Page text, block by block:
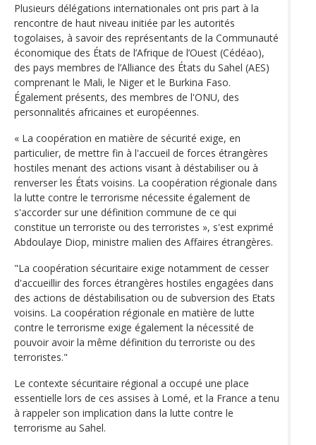
Plusieurs délégations internationales ont pris part à la
rencontre de haut niveau initiée par les autorités
togolaises, à savoir des représentants de la Communauté
économique des États de l’Afrique de l’Ouest (Cédéao),
des pays membres de l’Alliance des États du Sahel (AES)
comprenant le Mali, le Niger et le Burkina Faso.
Également présents, des membres de l'ONU, des
personnalités africaines et européennes.
« La coopération en matière de sécurité exige, en
particulier, de mettre fin à l'accueil de forces étrangères
hostiles menant des actions visant à déstabiliser ou à
renverser les États voisins. La coopération régionale dans
la lutte contre le terrorisme nécessite également de
s'accorder sur une définition commune de ce qui
constitue un terroriste ou des terroristes », s'est exprimé
Abdoulaye Diop, ministre malien des Affaires étrangères.
"La coopération sécuritaire exige notamment de cesser
d'accueillir des forces étrangères hostiles engagées dans
des actions de déstabilisation ou de subversion des Etats
voisins. La coopération régionale en matière de lutte
contre le terrorisme exige également la nécessité de
pouvoir avoir la même définition du terroriste ou des
terroristes."
Le contexte sécuritaire régional a occupé une place
essentielle lors de ces assises à Lomé, et la France a tenu
à rappeler son implication dans la lutte contre le
terrorisme au Sahel.